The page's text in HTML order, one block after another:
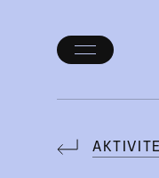
Öppna/